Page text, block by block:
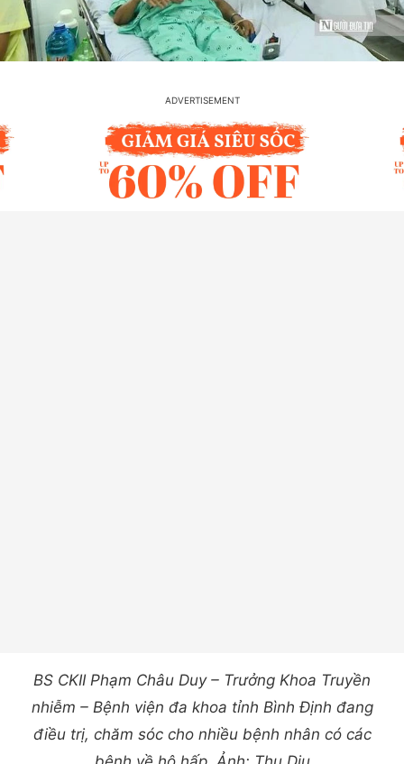
BS CKII Phạm Châu Duy – Trưởng Khoa Truyền
nhiễm – Bệnh viện đa khoa tỉnh Bình Định đang
điều trị, chăm sóc cho nhiều bệnh nhân có các